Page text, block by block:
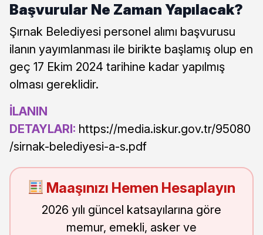
Başvurular Ne Zaman Yapılacak?
Şırnak Belediyesi personel alımı başvurusu
ilanın yayımlanması ile birikte başlamış olup en
geç 17 Ekim 2024 tarihine kadar yapılmış
olması gereklidir.
İLANIN
DETAYLARI: https://media.iskur.gov.tr/95080
/sirnak-belediyesi-a-s.pdf
Maaşınızı Hemen Hesaplayın
2026 yılı güncel katsayılarına göre
memur, emekli, asker ve